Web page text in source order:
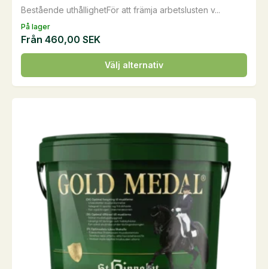
På lager
Bestående uthållighetFör att främja arbetslusten v...
Från 460,00 SEK
Välj alternativ
Den
här
produkten
varianter.
olika
alternativen
produktsidan